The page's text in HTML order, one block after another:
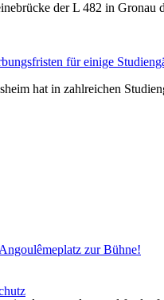
der L 482 in Gronau
für einige
hat in zahlreichen